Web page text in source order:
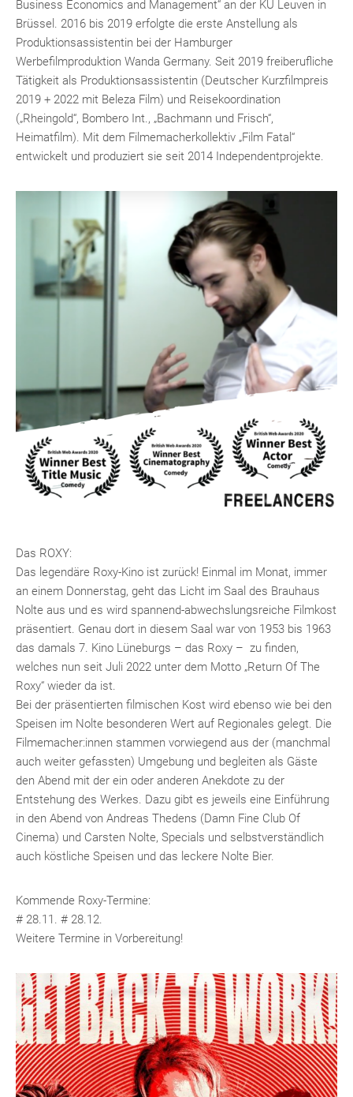
Business Economics and Management“ an der KU Leuven in
Brüssel. 2016 bis 2019 erfolgte die erste Anstellung als
Produktionsassistentin bei der Hamburger
Werbefilmproduktion Wanda Germany. Seit 2019 freiberufliche
Tätigkeit als Produktionsassistentin (Deutscher Kurzfilmpreis
2019 + 2022 mit Beleza Film) und Reisekoordination
(„Rheingold“, Bombero Int., „Bachmann und Frisch“,
Heimatfilm). Mit dem Filmemacherkollektiv „Film Fatal“
entwickelt und produziert sie seit 2014 Independentprojekte.
Das ROXY:
Das legendäre Roxy-Kino ist zurück! Einmal im Monat, immer
an einem Donnerstag, geht das Licht im Saal des Brauhaus
Nolte aus und es wird spannend-abwechslungsreiche Filmkost
präsentiert. Genau dort in diesem Saal war von 1953 bis 1963
das damals 7. Kino Lüneburgs – das Roxy – zu finden,
welches nun seit Juli 2022 unter dem Motto „Return Of The
Roxy“ wieder da ist.
Bei der präsentierten filmischen Kost wird ebenso wie bei den
Speisen im Nolte besonderen Wert auf Regionales gelegt. Die
Filmemacher:innen stammen vorwiegend aus der (manchmal
auch weiter gefassten) Umgebung und begleiten als Gäste
den Abend mit der ein oder anderen Anekdote zu der
Entstehung des Werkes. Dazu gibt es jeweils eine Einführung
in den Abend von Andreas Thedens (Damn Fine Club Of
Cinema) und Carsten Nolte, Specials und selbstverständlich
auch köstliche Speisen und das leckere Nolte Bier.
Kommende Roxy-Termine:
# 28.11. # 28.12.
Weitere Termine in Vorbereitung!